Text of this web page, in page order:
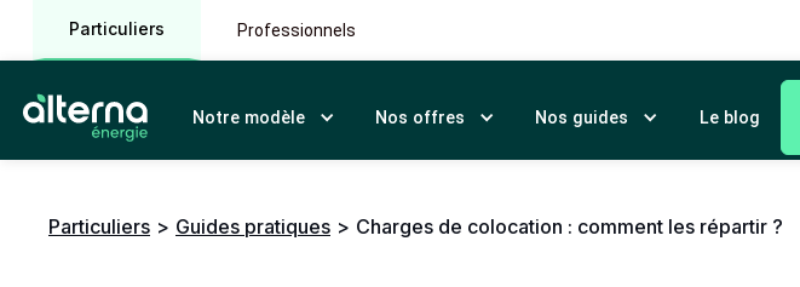
Particuliers Professionnels
Notre modèle Nos offres Nos guides Le blog
Particuliers > Guides pratiques > Charges de colocation : comment les répartir ?